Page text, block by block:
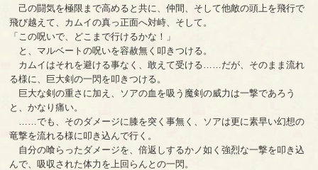
己の闘気を極限まで高めると共に、仲間、そして他敵の頭上を飛行で
飛び越えて、カムイの真っ正面へ対峙、そして。
「この呪いで、どこまで行けるかな！」
と、マルベートの呪いを容赦無く叩きつける。
カムイはそれを避ける事なく、敢えて受ける……だが、そのまま流れ
る様に、巨大剣の一閃を叩きつける。
巨大な剣の重さに加え、ソアの血を吸う魔剣の威力は一撃であろう
と、かなり痛い。
……でも、そのダメージに膝を突く事無く、ソアは更に素早い幻想の
竜撃を流れる様に叩き込んで行く。
自分の喰らったダメージを、倍返しするかノ如く強烈な一撃を叩き込
んで、吸収された体力を上回らんとの一閃。